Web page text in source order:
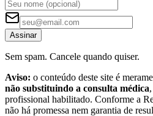
Assinar
Sem spam. Cancele quando quiser.
Aviso: o conteúdo deste site é
não substituindo a consulta médica
profissional habilitado. Conforme a
não há promessa nem garantia de